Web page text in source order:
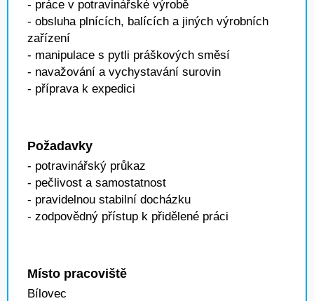
- práce v potravinářské výrobě
- obsluha plnících, balících a jiných výrobních
zařízení
- manipulace s pytli práškových směsí
- navažování a vychystavání surovin
- příprava k expedici
Požadavky
- potravinářský průkaz
- pečlivost a samostatnost
- pravidelnou stabilní docházku
- zodpovědný přístup k přidělené práci
Místo pracoviště
Bílovec